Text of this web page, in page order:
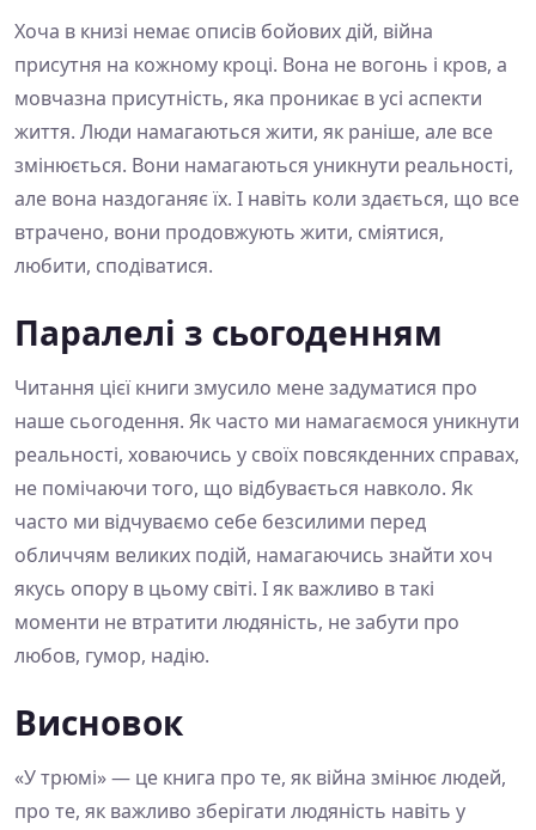
Хоча в книзі немає описів бойових дій, війна
присутня на кожному кроці. Вона не вогонь і кров, а
мовчазна присутність, яка проникає в усі аспекти
життя. Люди намагаються жити, як раніше, але все
змінюється. Вони намагаються уникнути реальності,
але вона наздоганяє їх. І навіть коли здається, що все
втрачено, вони продовжують жити, сміятися,
любити, сподіватися.
Паралелі з сьогоденням
Читання цієї книги змусило мене задуматися про
наше сьогодення. Як часто ми намагаємося уникнути
реальності, ховаючись у своїх повсякденних справах,
не помічаючи того, що відбувається навколо. Як
часто ми відчуваємо себе безсилими перед
обличчям великих подій, намагаючись знайти хоч
якусь опору в цьому світі. І як важливо в такі
моменти не втратити людяність, не забути про
любов, гумор, надію.
Висновок
«У трюмі» — це книга про те, як війна змінює людей,
про те, як важливо зберігати людяність навіть у